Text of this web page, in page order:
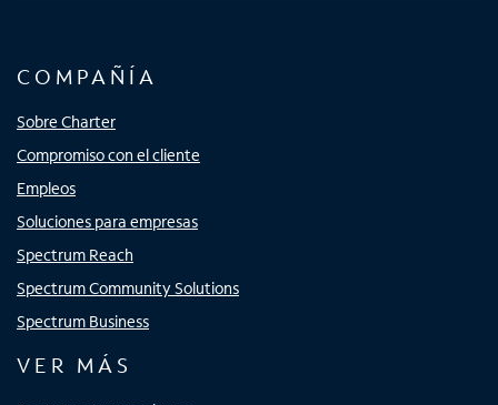
COMPAÑÍA
Sobre Charter
Compromiso con el cliente
Empleos
Soluciones para empresas
Spectrum Reach
Spectrum Community Solutions
Spectrum Business
VER MÁS